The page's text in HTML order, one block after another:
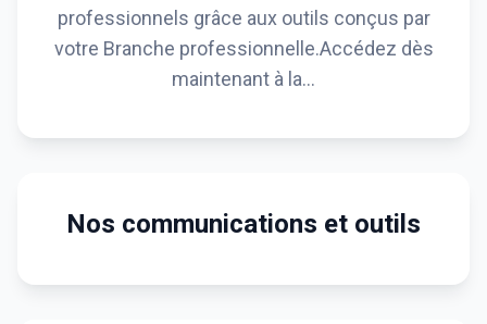
professionnels grâce aux outils conçus par
votre Branche professionnelle.Accédez dès
maintenant à la…
Nos communications et outils